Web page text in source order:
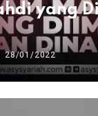
yang
28/01/2022